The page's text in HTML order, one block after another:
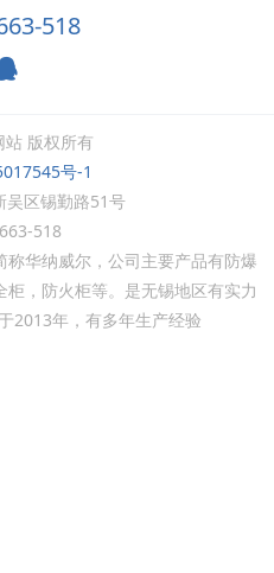
518
站 版权所有
号-1
吴区锡勤路51号
518
华纳威尔，公司主要产品有防爆
，防火柜等。是无锡地区有实力
2013年，有多年生产经验